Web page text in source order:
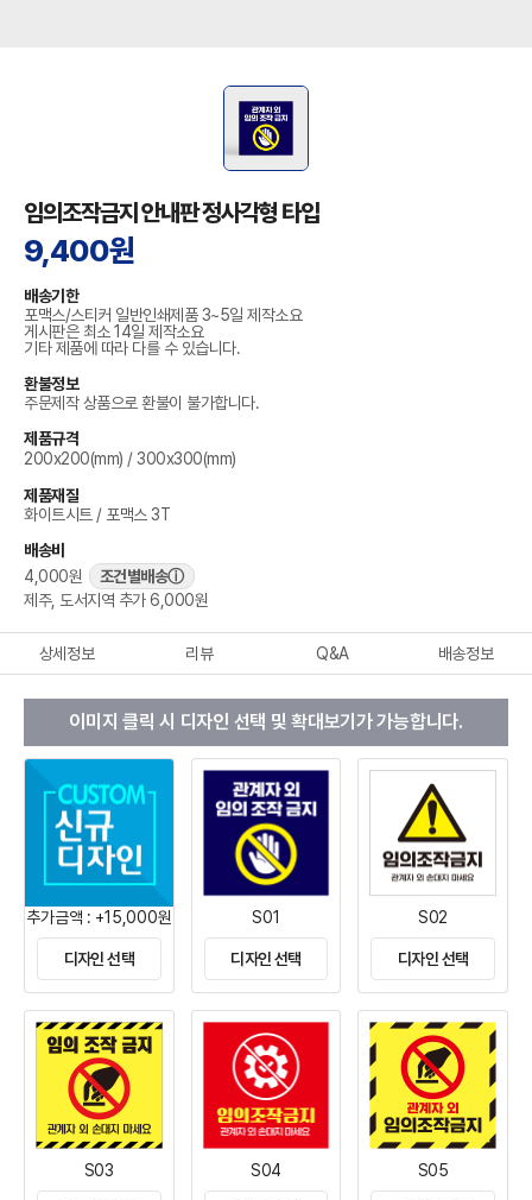
임의조작금지 안내판 정사각형 타입
9,400원
배송기한
포맥스/스티커 일반인쇄제품 3~5일 제작소요
게시판은 최소 14일 제작소요
기타 제품에 따라 다를 수 있습니다.
환불정보
주문제작 상품으로 환불이 불가합니다.
제품규격
200x200(mm) / 300x300(mm)
제품재질
화이트시트 / 포맥스 3T
배송비
4,000원
조건별배송ⓘ
제주, 도서지역 추가 6,000원
상세정보 리뷰 Q&A 배송정보
이미지 클릭 시 디자인 선택 및 확대보기가 가능합니다.
추가금액 : +15,000원
디자인 선택
S01
디자인 선택
S02
디자인 선택
S03 S04 S05